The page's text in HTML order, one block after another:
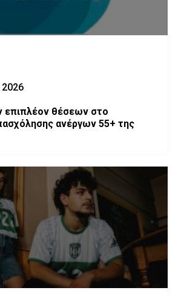
2026
επιπλέον θέσεων στο
ανέργων 55+ της